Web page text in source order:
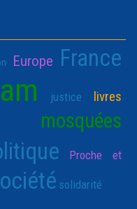
Europe France
justice livres
mosquées
Proche et
solidarité